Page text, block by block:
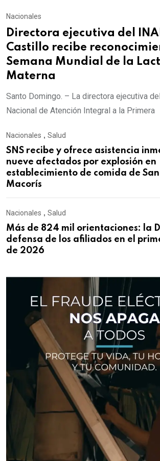
Nacionales
Directora ejecutiva del
Castillo recibe
Semana Mundial de la
Materna
Santo Domingo. – La directora ejecutiva
Nacional de Atención Integral a la Primera
Nacionales , Salud
SNS recibe y ofrece asistencia
nueve afectados por explosión en
establecimiento de comida de
Macorís
Nacionales , Salud
Más de 824 mil orientaciones: la
defensa de los afiliados en el
de 2026